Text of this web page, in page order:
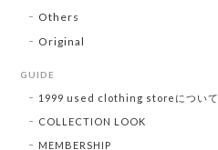
Others
Original
GUIDE
1999 used clothing storeについて
COLLECTION LOOK
MEMBERSHIP